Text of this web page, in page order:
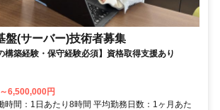
盤(サーバー)技術者募集
構築経験・保守経験必須】資格取得支援あり
6,500,000円
時間：1日あたり8時間 平均勤務日数：1ヶ月あた